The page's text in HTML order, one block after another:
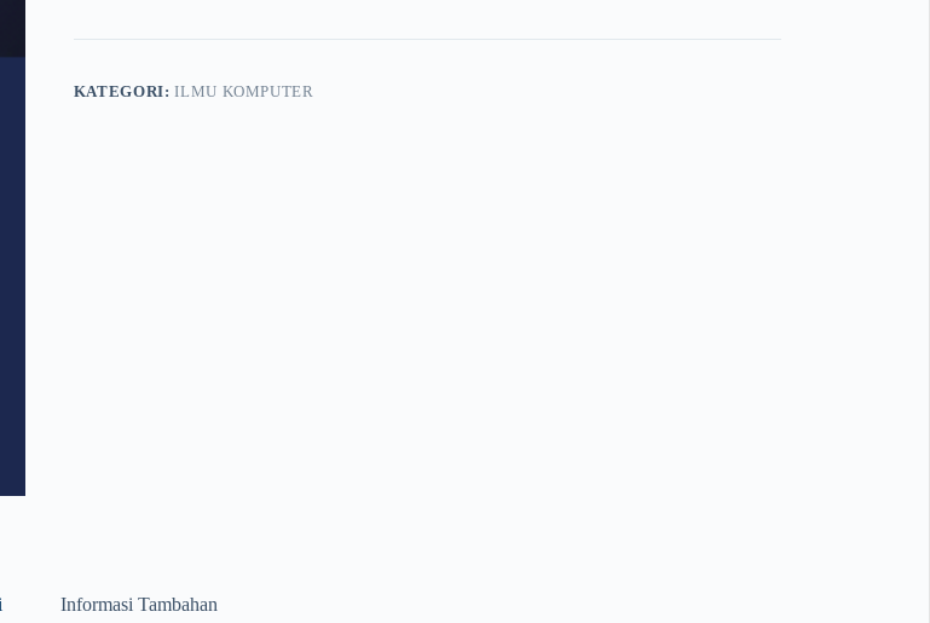
KATEGORI:ILMU KOMPUTER
Informasi Tambahan